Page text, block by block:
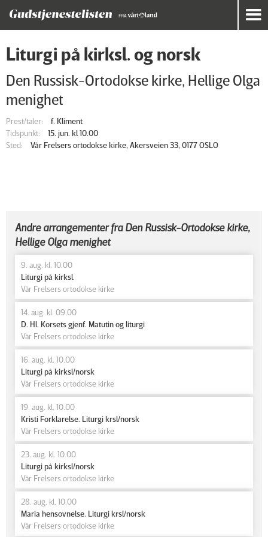
Liturgi på kirksl. og norsk
Den Russisk-Ortodokse kirke, Hellige Olga
menighet
Prest/taler:
f. Kliment
Tidspunkt:
15. jun. kl 10.00
Sted:
Vår Frelsers ortodokse kirke, Akersveien 33, 0177 OSLO
Andre arrangementer fra Den Russisk-Ortodokse kirke,
Hellige Olga menighet
9. aug. kl. 10.00
Liturgi på kirksl.
Vår Frelsers ortodokse kirke
14. aug. kl. 09.00
D. Hl. Korsets gjenf. Matutin og liturgi
Vår Frelsers ortodokse kirke
16. aug. kl. 10.00
Liturgi på kirksl/norsk
Vår Frelsers ortodokse kirke
19. aug. kl. 10.00
Kristi Forklarelse. Liturgi krsl/norsk
Vår Frelsers ortodokse kirke
23. aug. kl. 10.00
Liturgi på kirksl/norsk
Vår Frelsers ortodokse kirke
28. aug. kl. 10.00
Maria hensovnelse. Liturgi krsl/norsk
Vår Frelsers ortodokse kirke